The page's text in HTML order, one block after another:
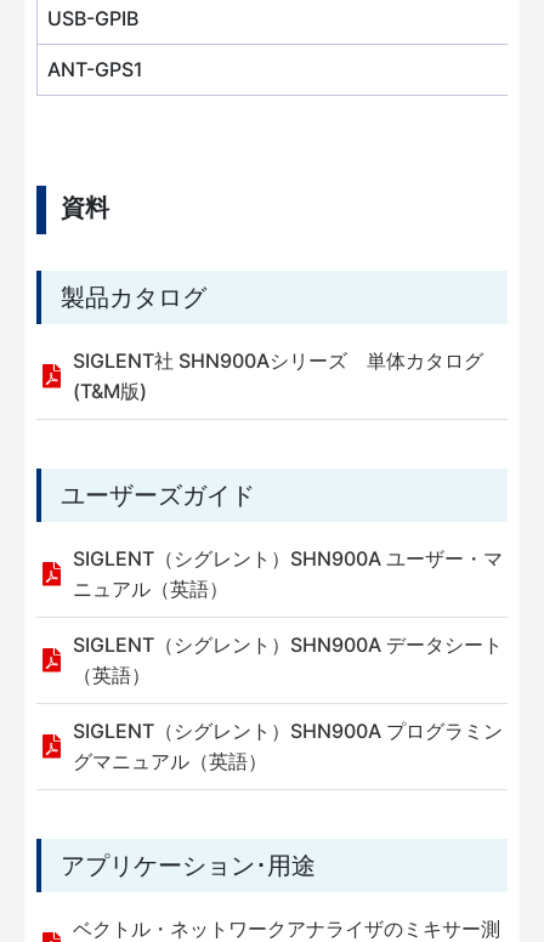
USB-GPIB
ANT-GPS1
資料
製品カタログ
SIGLENT社 SHN900Aシリーズ 単体カタログ
(T&M版)
ユーザーズガイド
SIGLENT（シグレント）SHN900A ユーザー・マ
ニュアル（英語）
SIGLENT（シグレント）SHN900A データシート
（英語）
SIGLENT（シグレント）SHN900A プログラミン
グマニュアル（英語）
アプリケーション･用途
ベクトル・ネットワークアナライザのミキサー測